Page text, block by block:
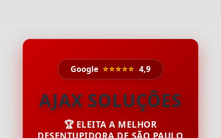
Google ⭐⭐⭐⭐⭐ 4,9
AJAX SOLUÇÕES
🏆 ELEITA A MELHOR